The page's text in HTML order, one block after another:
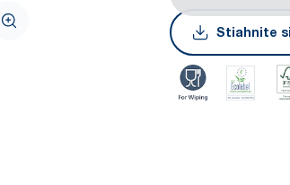
Stiahnite